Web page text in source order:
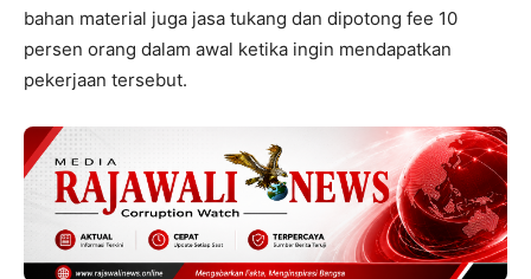
bahan material juga jasa tukang dan dipotong fee 10
persen orang dalam awal ketika ingin mendapatkan
pekerjaan tersebut.